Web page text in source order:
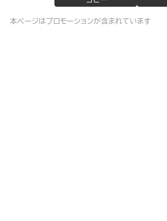
本ページはプロモーションが含まれています